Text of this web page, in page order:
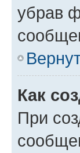
убрав
Как
При